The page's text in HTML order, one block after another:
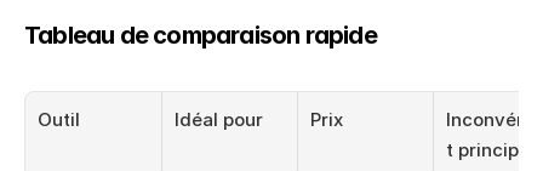
Tableau de comparaison rapide
Outil Idéal pour Prix
t principal